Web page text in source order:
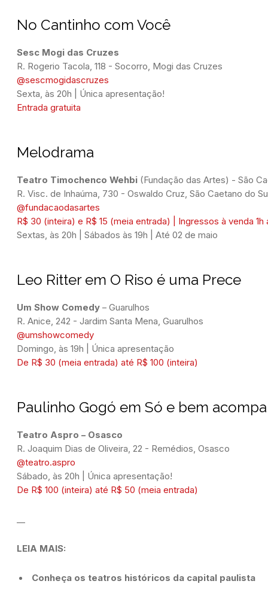
No Cantinho com Você
Sesc Mogi das Cruzes
@sescmogidascruzes
Sexta, às 20h | Única apresentação!
Entrada gratuita
Melodrama
Teatro Timochenco Wehbi (Fundação das Artes) - São
@fundacaodasartes
R$ 30 (inteira) e R$ 15 (meia entrada) | Ingressos à venda
Sextas, às 20h | Sábados às 19h | Até 02 de maio
Leo Ritter em O Riso é uma Prece
Um Show Comedy – Guarulhos
@umshowcomedy
Domingo, às 19h | Única apresentação
De R$ 30 (meia entrada) até R$ 100 (inteira)
Paulinho Gogó em Só e bem
Teatro Aspro – Osasco
@teatro.aspro
Sábado, às 20h | Única apresentação!
De R$ 100 (inteira) até R$ 50 (meia entrada)
LEIA MAIS:
Conheça os teatros históricos da capital paulista